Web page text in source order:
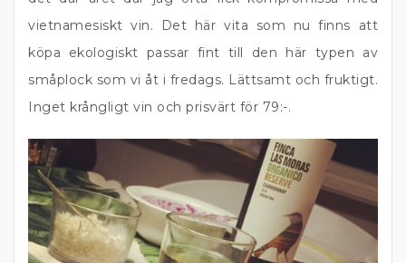
vietnamesiskt vin. Det här vita som nu finns att
köpa ekologiskt passar fint till den här typen av
småplock som vi åt i fredags. Lättsamt och fruktigt.
Inget krångligt vin och prisvärt för 79:-.